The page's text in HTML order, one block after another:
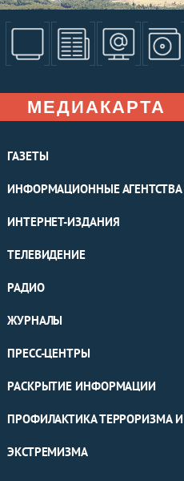
МЕДИАКАРТА
ГАЗЕТЫ
ИНФОРМАЦИОННЫЕ АГЕНТСТВА
ИНТЕРНЕТ-ИЗДАНИЯ
ТЕЛЕВИДЕНИЕ
РАДИО
ЖУРНАЛЫ
ПРЕСС-ЦЕНТРЫ
РАСКРЫТИЕ ИНФОРМАЦИИ
ПРОФИЛАКТИКА ТЕРРОРИЗМА И
ЭКСТРЕМИЗМА